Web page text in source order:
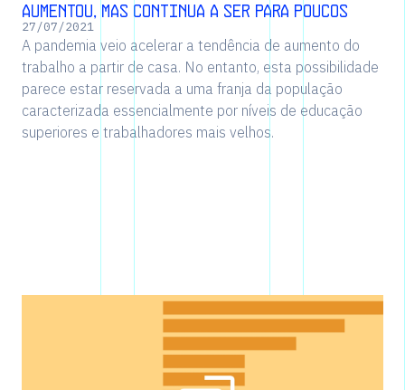
aumentou, mas continua a ser para poucos
27/07/2021
A pandemia veio acelerar a tendência de aumento do
trabalho a partir de casa. No entanto, esta possibilidade
parece estar reservada a uma franja da população
caracterizada essencialmente por níveis de educação
superiores e trabalhadores mais velhos.